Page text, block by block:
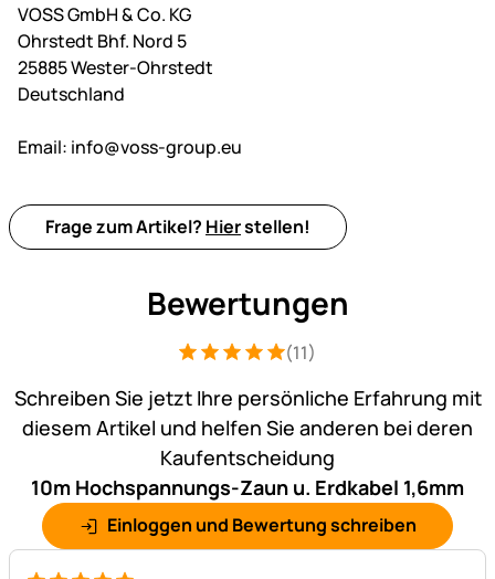
VOSS GmbH & Co. KG
Ohrstedt Bhf. Nord 5
25885 Wester-Ohrstedt
Deutschland
Email: info@voss-group.eu
Frage zum Artikel? Hierstellen!
Bewertungen
Bewertung: 5 von 5 (11 Bewertungen)
11 Bewertungen
(11)
Schreiben Sie jetzt Ihre persönliche Erfahrung mit
diesem Artikel und helfen Sie anderen bei deren
Kaufentscheidung
10m Hochspannungs-Zaun u. Erdkabel 1,6mm
Einloggen und Bewertung schreiben